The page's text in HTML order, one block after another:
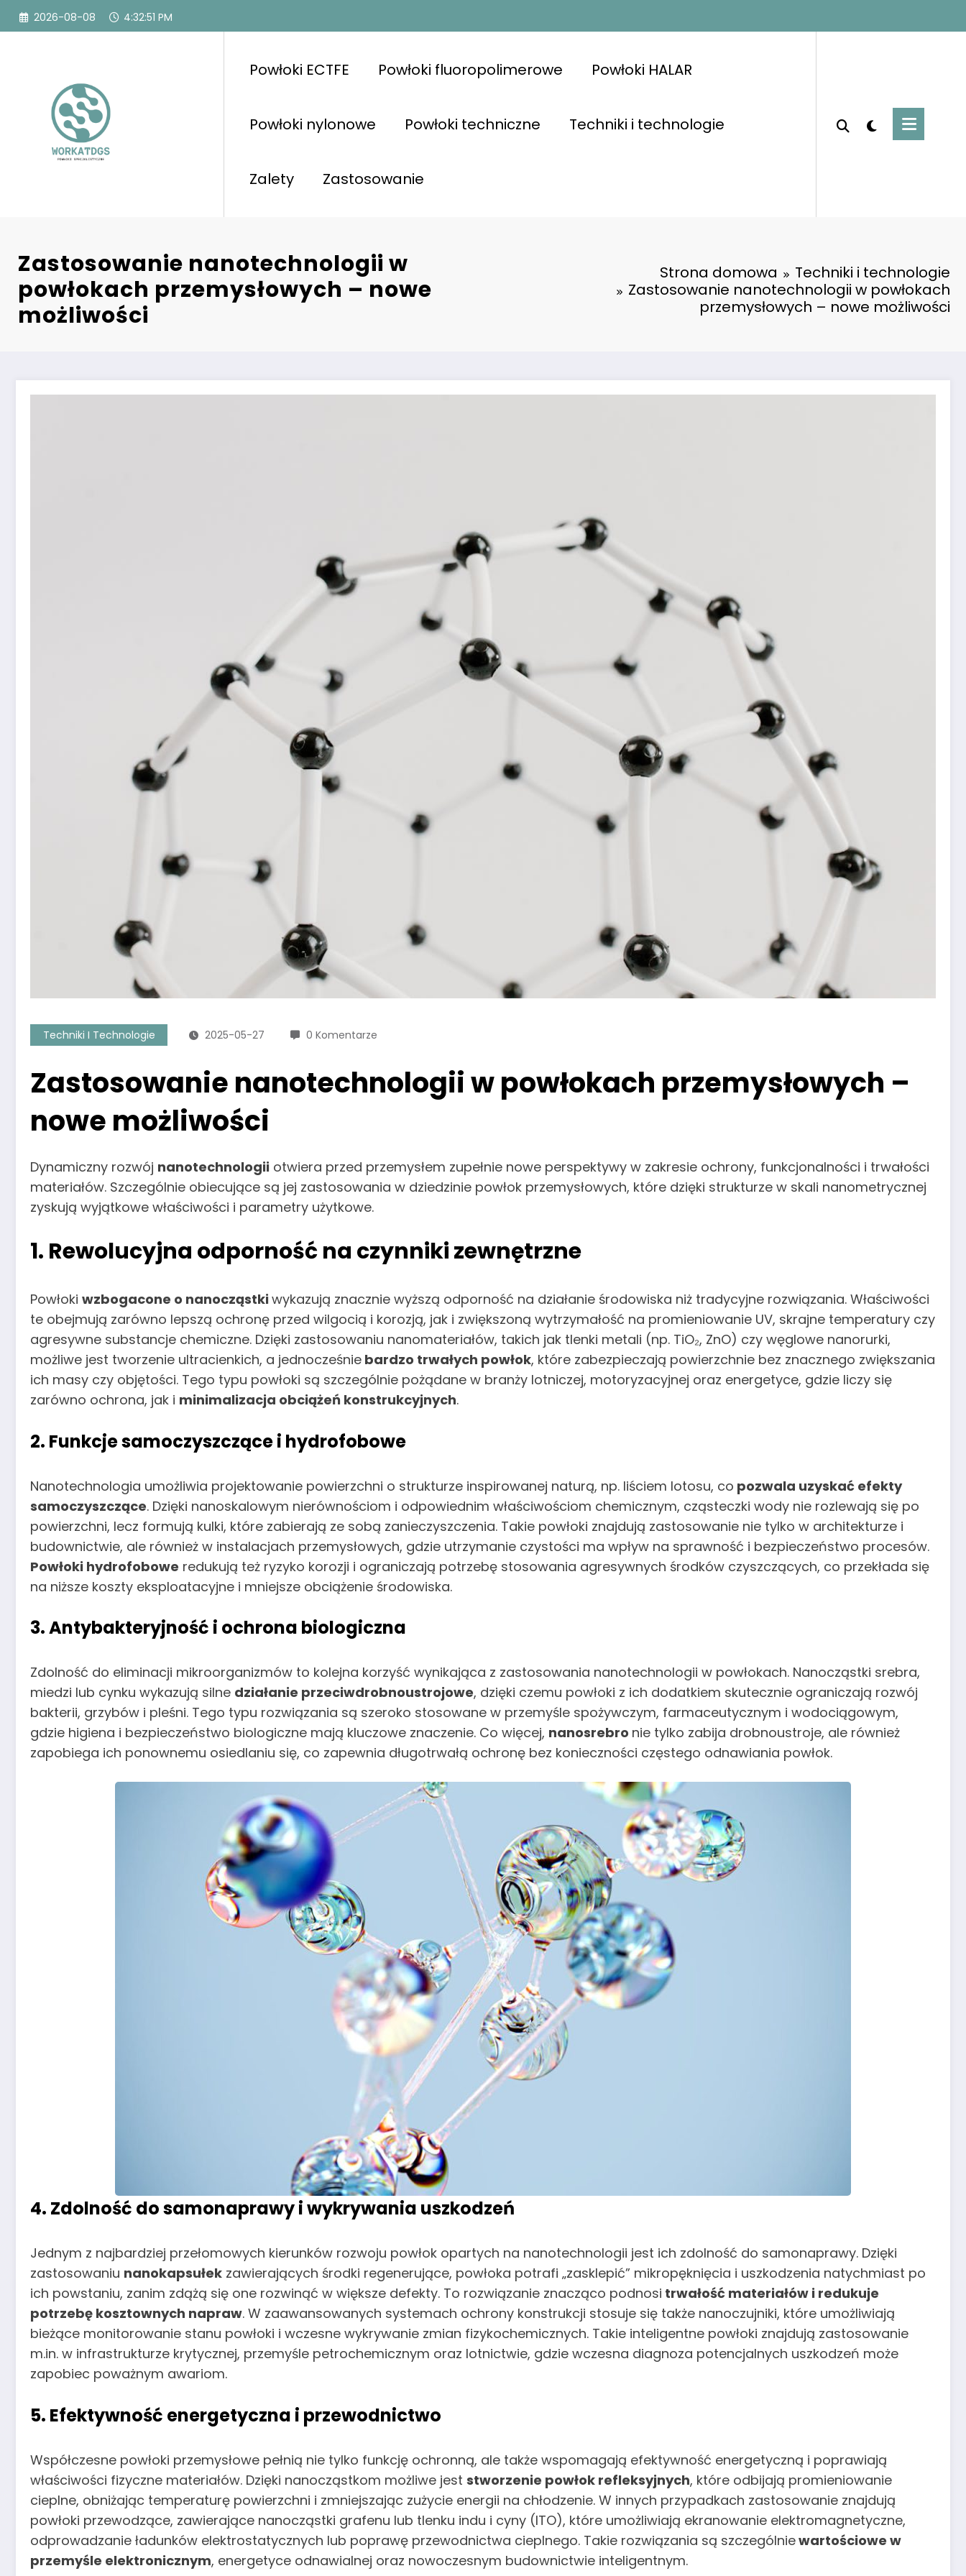
Przejdź
2026-08-08 4:32:53 PM
Powłoki ECTFE Powłoki fluoropolimerowe Powłoki HALAR
Powłoki nylonowe Powłoki techniczne Techniki i technologie
Zalety Zastosowanie
Zastosowanie nanotechnologii w
powłokach przemysłowych – nowe
możliwości
Strona domowa
Techniki i technologie
Zastosowanie nanotechnologii w powłokach
przemysłowych – nowe możliwości
Techniki I Technologie 2025-05-27 0 Komentarze
Zastosowanie nanotechnologii w powłokach przemysłowych –
nowe możliwości
Dynamiczny rozwój nanotechnologii otwiera przed przemysłem zupełnie nowe perspektywy w zakresie ochrony, funkcjonalności i trwałości
materiałów. Szczególnie obiecujące są jej zastosowania w dziedzinie powłok przemysłowych, które dzięki strukturze w skali nanometrycznej
zyskują wyjątkowe właściwości i parametry użytkowe.
1. Rewolucyjna odporność na czynniki zewnętrzne
Powłoki wzbogacone o nanocząstkiwykazują znacznie wyższą odporność na działanie środowiska niż tradycyjne rozwiązania. Właściwości
te obejmują zarówno lepszą ochronę przed wilgocią i korozją, jak i zwiększoną wytrzymałość na promieniowanie UV, skrajne temperatury czy
agresywne substancje chemiczne. Dzięki zastosowaniu nanomateriałów, takich jak tlenki metali (np. TiO₂, ZnO) czy węglowe nanorurki,
możliwe jest tworzenie ultracienkich, a jednocześnie bardzo trwałych powłok, które zabezpieczają powierzchnie bez znacznego zwiększania
ich masy czy objętości. Tego typu powłoki są szczególnie pożądane w branży lotniczej, motoryzacyjnej oraz energetyce, gdzie liczy się
zarówno ochrona, jak i minimalizacja obciążeń konstrukcyjnych.
2. Funkcje samoczyszczące i hydrofobowe
Nanotechnologia umożliwia projektowanie powierzchni o strukturze inspirowanej naturą, np. liściem lotosu, co pozwala uzyskać efekty
samoczyszczące. Dzięki nanoskalowym nierównościom i odpowiednim właściwościom chemicznym, cząsteczki wody nie rozlewają się po
powierzchni, lecz formują kulki, które zabierają ze sobą zanieczyszczenia. Takie powłoki znajdują zastosowanie nie tylko w architekturze i
budownictwie, ale również w instalacjach przemysłowych, gdzie utrzymanie czystości ma wpływ na sprawność i bezpieczeństwo procesów.
Powłoki hydrofobowe redukują też ryzyko korozji i ograniczają potrzebę stosowania agresywnych środków czyszczących, co przekłada się
na niższe koszty eksploatacyjne i mniejsze obciążenie środowiska.
3. Antybakteryjność i ochrona biologiczna
Zdolność do eliminacji mikroorganizmów to kolejna korzyść wynikająca z zastosowania nanotechnologii w powłokach. Nanocząstki srebra,
miedzi lub cynku wykazują silne działanie przeciwdrobnoustrojowe, dzięki czemu powłoki z ich dodatkiem skutecznie ograniczają rozwój
bakterii, grzybów i pleśni. Tego typu rozwiązania są szeroko stosowane w przemyśle spożywczym, farmaceutycznym i wodociągowym,
gdzie higiena i bezpieczeństwo biologiczne mają kluczowe znaczenie. Co więcej, nanosrebro nie tylko zabija drobnoustroje, ale również
zapobiega ich ponownemu osiedlaniu się, co zapewnia długotrwałą ochronę bez konieczności częstego odnawiania powłok.
4. Zdolność do samonaprawy i wykrywania uszkodzeń
Jednym z najbardziej przełomowych kierunków rozwoju powłok opartych na nanotechnologii jest ich zdolność do samonaprawy. Dzięki
zastosowaniu nanokapsułek zawierających środki regenerujące, powłoka potrafi „zasklepić” mikropęknięcia i uszkodzenia natychmiast po
ich powstaniu, zanim zdążą się one rozwinąć w większe defekty. To rozwiązanie znacząco podnosi trwałość materiałów i redukuje
potrzebę kosztownych napraw. W zaawansowanych systemach ochrony konstrukcji stosuje się także nanoczujniki, które umożliwiają
bieżące monitorowanie stanu powłoki i wczesne wykrywanie zmian fizykochemicznych. Takie inteligentne powłoki znajdują zastosowanie
m.in. w infrastrukturze krytycznej, przemyśle petrochemicznym oraz lotnictwie, gdzie wczesna diagnoza potencjalnych uszkodzeń może
zapobiec poważnym awariom.
5. Efektywność energetyczna i przewodnictwo
Współczesne powłoki przemysłowe pełnią nie tylko funkcję ochronną, ale także wspomagają efektywność energetyczną i poprawiają
właściwości fizyczne materiałów. Dzięki nanocząstkom możliwe jest stworzenie powłok refleksyjnych, które odbijają promieniowanie
cieplne, obniżając temperaturę powierzchni i zmniejszając zużycie energii na chłodzenie. W innych przypadkach zastosowanie znajdują
powłoki przewodzące, zawierające nanocząstki grafenu lub tlenku indu i cyny (ITO), które umożliwiają ekranowanie elektromagnetyczne,
odprowadzanie ładunków elektrostatycznych lub poprawę przewodnictwa cieplnego. Takie rozwiązania są szczególniewartościowe w
przemyśle elektronicznym, energetyce odnawialnej oraz nowoczesnym budownictwie inteligentnym.